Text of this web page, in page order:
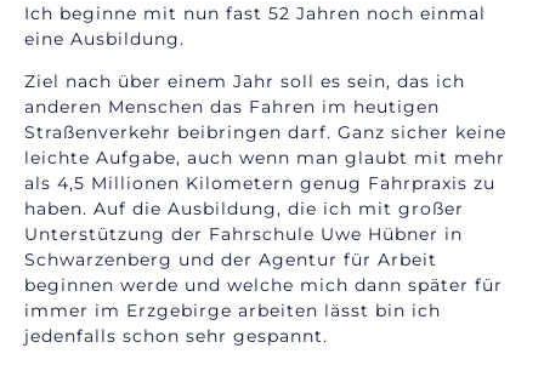
Ich beginne mit nun fast 52 Jahren noch einmal
eine Ausbildung.
Ziel nach über einem Jahr soll es sein, das ich
anderen Menschen das Fahren im heutigen
Straßenverkehr beibringen darf. Ganz sicher keine
leichte Aufgabe, auch wenn man glaubt mit mehr
als 4,5 Millionen Kilometern genug Fahrpraxis zu
haben. Auf die Ausbildung, die ich mit großer
Unterstützung der Fahrschule Uwe Hübner in
Schwarzenberg und der Agentur für Arbeit
beginnen werde und welche mich dann später für
immer im Erzgebirge arbeiten lässt bin ich
jedenfalls schon sehr gespannt.